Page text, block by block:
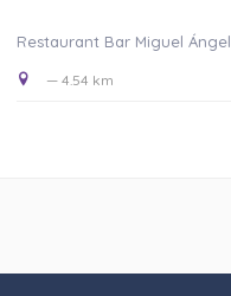
Restaurant Bar Miguel Ángel
— 4.54 km